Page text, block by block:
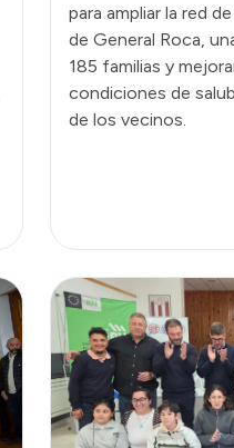
para ampliar la red
de General Roca,
185 familias y
condiciones de
de los vecinos.